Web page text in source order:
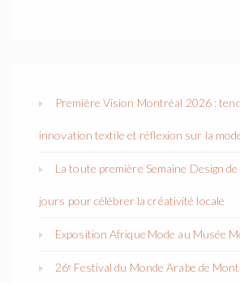
Première Vision Montréal 2026 :
innovation textile et réflexion sur la
La toute première Semaine Design
jours pour célébrer la créativité locale
Exposition Afrique Mode au Musée
26ᵉ Festival du Monde Arabe de